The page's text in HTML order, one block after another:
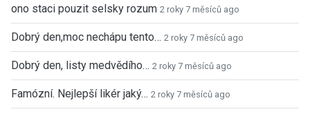
ono staci pouzit selsky rozum 2 roky 7 měsíců ago
Dobrý den,moc nechápu tento… 2 roky 7 měsíců ago
Dobrý den, listy medvědího… 2 roky 7 měsíců ago
Famózní. Nejlepší likér jaký… 2 roky 7 měsíců ago